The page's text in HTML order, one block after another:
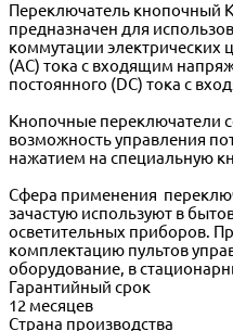
Переключатель кнопочный
предназначен для
коммутации электрических
(АС) тока с входящим
постоянного (DC) тока с
Кнопочные переключатели
возможность управления
нажатием на специальную
Сфера применения
зачастую используют в
осветительных приборов.
комплектацию пультов
оборудование, в
Гарантийный срок
12 месяцев
Страна производства